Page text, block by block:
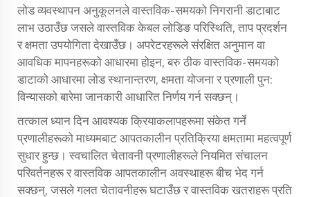
लोड व्यवस्थापन अनुकूलनले वास्तविक-समयको निगरानी डाटाबाट
लाभ उठाउँछ जसले वास्तविक केबल लोडिङ परिस्थिति, ताप प्रदर्शन
र क्षमता उपयोगिता देखाउँछ। अपरेटरहरूले संरक्षित अनुमान वा
आवधिक मापनहरूको आधारमा होइन, बरु ठीक वास्तविक-समयको
डाटाको आधारमा लोड स्थानान्तरण, क्षमता योजना र प्रणाली पुन:
विन्यासको बारेमा जानकारी आधारित निर्णय गर्न सक्छन्।
तत्काल ध्यान दिन आवश्यक क्रियाकलापहरूमा संकेत गर्ने
प्रणालीहरूको माध्यमबाट आपतकालीन प्रतिक्रिया क्षमतामा महत्वपूर्ण
सुधार हुन्छ। स्वचालित चेतावनी प्रणालीहरूले नियमित संचालन
परिवर्तनहरू र वास्तविक आपतकालीन अवस्थाहरू बीच भेद गर्न
सक्छन्, जसले गलत चेतावनीहरू घटाउँछ र वास्तविक खतराहरू प्रति